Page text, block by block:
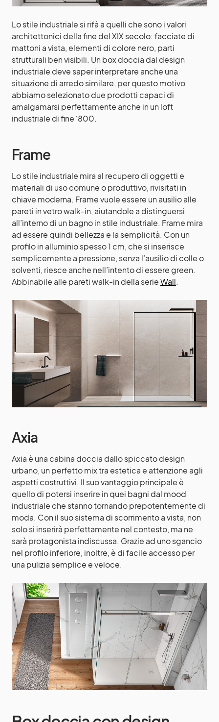
Lo stile industriale si rifà a quelli che sono i valori
architettonici della fine del XIX secolo: facciate di
mattoni a vista, elementi di colore nero, parti
strutturali ben visibili. Un box doccia dal design
industriale deve saper interpretare anche una
situazione di arredo similare, per questo motivo
abbiamo selezionato due prodotti capaci di
amalgamarsi perfettamente anche in un loft
industriale di fine ‘800.
Frame
Lo stile industriale mira al recupero di oggetti e
materiali di uso comune o produttivo, rivisitati in
chiave moderna. Frame vuole essere un ausilio alle
pareti in vetro walk-in, aiutandole a distinguersi
all’interno di un bagno in stile industriale. Frame mira
ad essere quindi bellezza e la semplicità. Con un
profilo in alluminio spesso 1 cm, che si inserisce
semplicemente a pressione, senza l’ausilio di colle o
solventi, riesce anche nell’intento di essere green.
Abbinabile alle pareti walk-in della serieWall.
Axia
Axia è una cabina doccia dallo spiccato design
urbano, un perfetto mix tra estetica e attenzione agli
aspetti costruttivi. Il suo vantaggio principale è
quello di potersi inserire in quei bagni dal mood
industriale che stanno tornando prepotentemente di
moda. Con il suo sistema di scorrimento a vista, non
solo si inserirà perfettamente nel contesto, ma ne
sarà protagonista indiscussa. Grazie ad uno sgancio
nel profilo inferiore, inoltre, è di facile accesso per
una pulizia semplice e veloce.